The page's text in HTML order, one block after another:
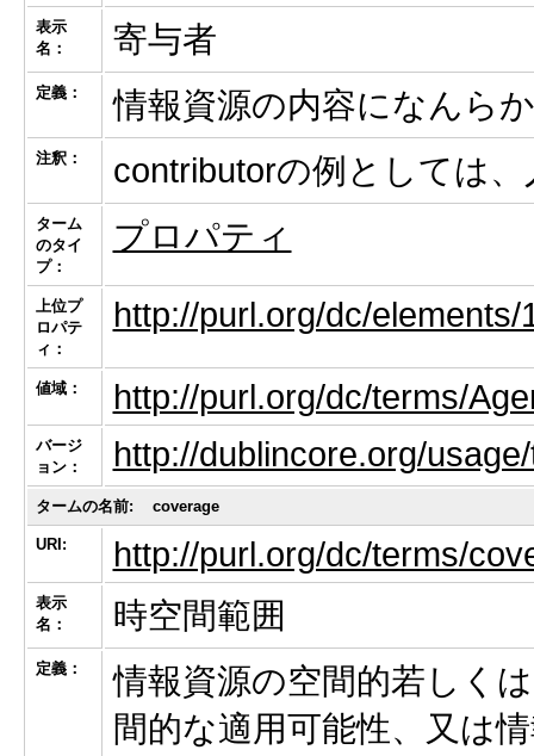
表示
名：
寄与者
定義： 情報資源の内容になんら
注釈： contributorの例としては
ターム
のタイ
プ：
プロパティ
上位プ
ロパテ
ィ：
http://purl.org/dc/elements/
値域： http://purl.org/dc/terms/
バージ
ョン：
http://dublincore.org/
タームの名前: coverage
URI: http://purl.org/dc/terms/
表示
名：
時空間範囲
定義：
情報資源の空間的若しく
間的な適用可能性、又は